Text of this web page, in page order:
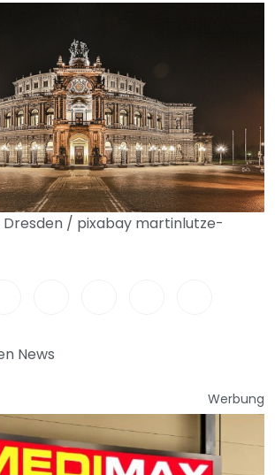
Dresden / pixabay martinlutze-
News
Werbung